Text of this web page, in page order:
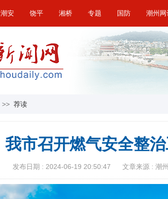
潮安 饶平 湘桥 专题 国防 潮州网
>> 荐读
我市召开燃气安全整
发布日期 : 2024-06-19 20:50:47 文章来源 : 潮